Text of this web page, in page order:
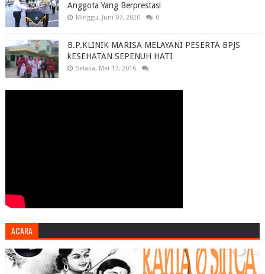
Anggota Yang Berprestasi
Minggu, Juni 07, 2020 0
B.P.KLINIK MARISA MELAYANI PESERTA BPJS
kESEHATAN SEPENUH HATI
Selasa, Mei 17, 2016
ACARA